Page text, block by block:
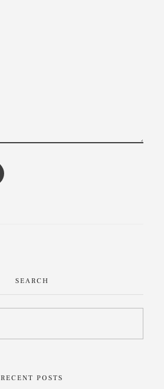
SEARCH
RECENT POSTS